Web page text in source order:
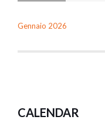
Gennaio 2026
CALENDAR